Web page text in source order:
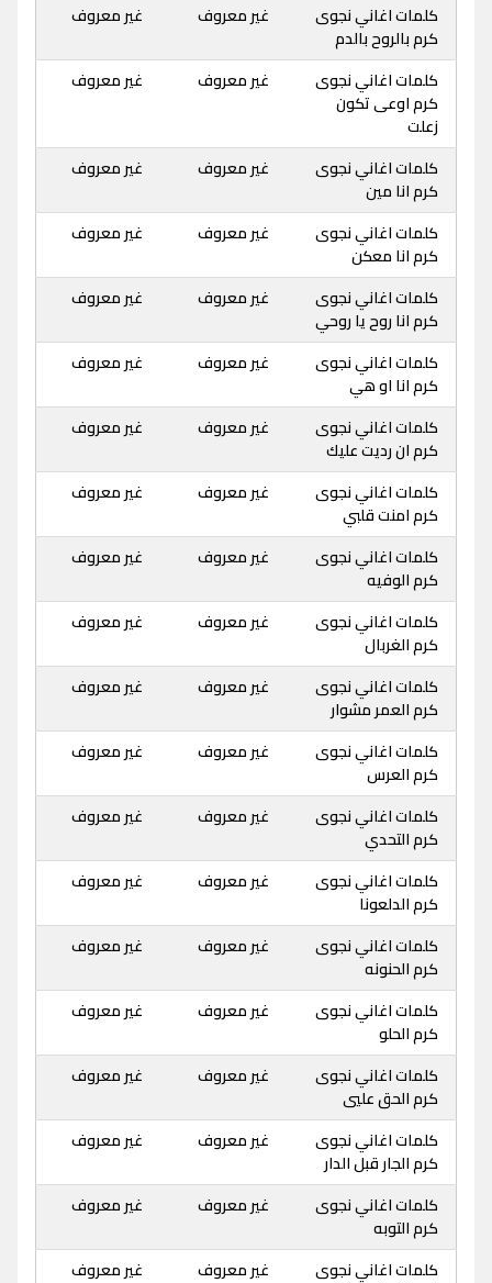
كلمات اغاني نجوى
كرم بالروح بالدم
غير معروف غير معروف
كلمات اغاني نجوى
كرم اوعى تكون
زعلت
غير معروف غير معروف
كلمات اغاني نجوى
كرم انا مين
غير معروف غير معروف
كلمات اغاني نجوى
كرم انا معكن
غير معروف غير معروف
كلمات اغاني نجوى
كرم انا روح يا روحي
غير معروف غير معروف
كلمات اغاني نجوى
كرم انا او هي
غير معروف غير معروف
كلمات اغاني نجوى
كرم ان رديت عليك
غير معروف غير معروف
كلمات اغاني نجوى
كرم امنت قلبي
غير معروف غير معروف
كلمات اغاني نجوى
كرم الوفيه
غير معروف غير معروف
كلمات اغاني نجوى
كرم الغربال
غير معروف غير معروف
كلمات اغاني نجوى
كرم العمر مشوار
غير معروف غير معروف
كلمات اغاني نجوى
كرم العرس
غير معروف غير معروف
كلمات اغاني نجوى
كرم التحدي
غير معروف غير معروف
كلمات اغاني نجوى
كرم الدلعونا
غير معروف غير معروف
كلمات اغاني نجوى
كرم الحنونه
غير معروف غير معروف
كلمات اغاني نجوى
كرم الحلو
غير معروف غير معروف
كلمات اغاني نجوى
كرم الحق عليي
غير معروف غير معروف
كلمات اغاني نجوى
كرم الجار قبل الدار
غير معروف غير معروف
كلمات اغاني نجوى
كرم التوبه
غير معروف غير معروف
كلمات اغاني نجوى
غير معروف غير معروف